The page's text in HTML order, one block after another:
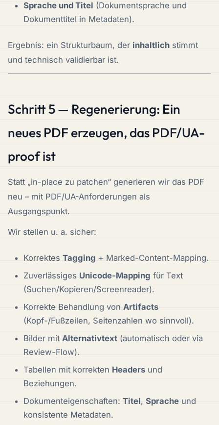
Sprache und Titel (Dokumentsprache und
Dokumenttitel in Metadaten).
Ergebnis: ein Strukturbaum, der inhaltlich stimmt
und technisch validierbar ist.
Schritt 5 — Regenerierung: Ein
neues PDF erzeugen, das PDF/UA-
proof ist
Statt „in-place zu patchen“ generieren wir das PDF
neu – mit PDF/UA-Anforderungen als
Ausgangspunkt.
Wir stellen u. a. sicher:
Korrektes Tagging + Marked-Content-Mapping.
Zuverlässiges Unicode-Mapping für Text
(Suchen/Kopieren/Screenreader).
Korrekte Behandlung von Artifacts
(Kopf-/Fußzeilen, Seitenzahlen wo sinnvoll).
Bilder mit Alternativtext (automatisch oder via
Review-Flow).
Tabellen mit korrekten Headers und
Beziehungen.
Dokumenteigenschaften: Titel, Sprache und
konsistente Metadaten.